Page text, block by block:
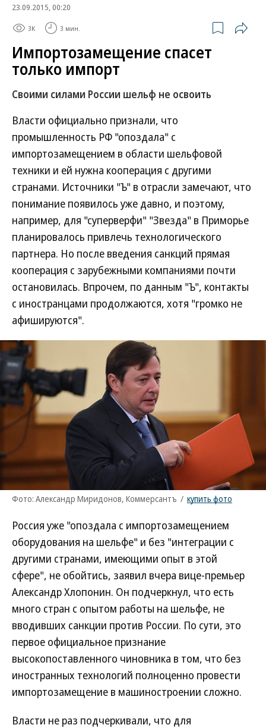
23.09.2015, 00:20
3K 3 мин.
Импортозамещение спасет
только импорт
Своими силами России шельф не освоить
Власти официально признали, что
промышленность РФ "опоздала" с
импортозамещением в области шельфовой
техники и ей нужна кооперация с другими
странами. Источники "Ъ" в отрасли замечают, что
понимание появилось уже давно, и поэтому,
например, для "суперверфи" "Звезда" в Приморье
планировалось привлечь технологического
партнера. Но после введения санкций прямая
кооперация с зарубежными компаниями почти
остановилась. Впрочем, по данным "Ъ", контакты
с иностранцами продолжаются, хотя "громко не
афишируются".
Фото: Александр Миридонов, Коммерсантъ / купить фото
Россия уже "опоздала с импортозамещением
оборудования на шельфе" и без "интеграции с
другими странами, имеющими опыт в этой
сфере", не обойтись, заявил вчера вице-премьер
Александр Хлопонин. Он подчеркнул, что есть
много стран с опытом работы на шельфе, не
вводивших санкции против России. По сути, это
первое официальное признание
высокопоставленного чиновника в том, что без
иностранных технологий полноценно провести
импортозамещение в машиностроении сложно.
Власти не раз подчеркивали, что для